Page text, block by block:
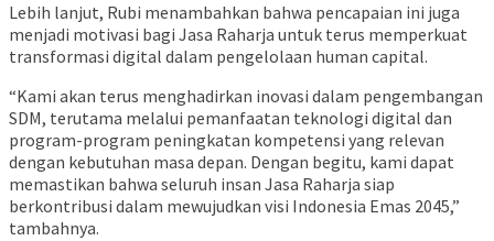
Lebih lanjut, Rubi menambahkan bahwa pencapaian ini juga
menjadi motivasi bagi Jasa Raharja untuk terus memperkuat
transformasi digital dalam pengelolaan human capital.
“Kami akan terus menghadirkan inovasi dalam pengembangan
SDM, terutama melalui pemanfaatan teknologi digital dan
program-program peningkatan kompetensi yang relevan
dengan kebutuhan masa depan. Dengan begitu, kami dapat
memastikan bahwa seluruh insan Jasa Raharja siap
berkontribusi dalam mewujudkan visi Indonesia Emas 2045,”
tambahnya.